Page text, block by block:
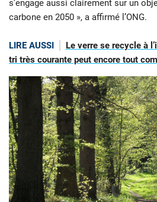
s’engage aussi clairement sur un
carbone en 2050 », a affirmé l’ONG.
LIRE AUSSI
Le verre se recycle à
tri très courante peut encore tout